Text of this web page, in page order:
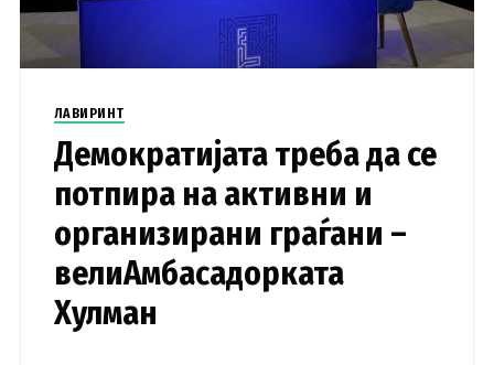
ЛАВИРИНТ
Демократијата треба да се
потпира на активни и
организирани граѓани –
велиАмбасадорката
Хулман